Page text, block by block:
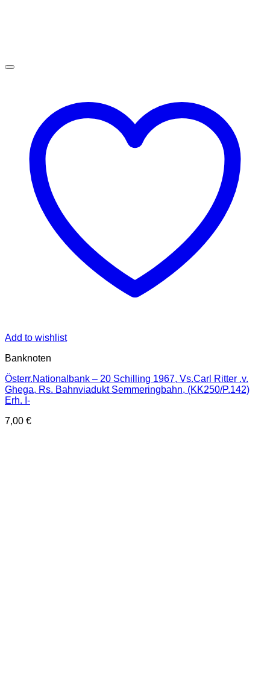
Add to wishlist
Banknoten
Österr.Nationalbank – 20 Schilling 1967, Vs.Carl Ritter .v.
Ghega, Rs. Bahnviadukt Semmeringbahn, (KK250/P.142)
Erh. I-
7,00 €